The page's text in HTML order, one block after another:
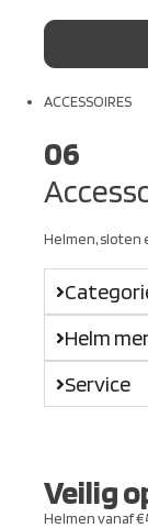
ACCESSOIRES
06
Helmen, sloten
Helm
Service
Veilig
Helmen vanaf